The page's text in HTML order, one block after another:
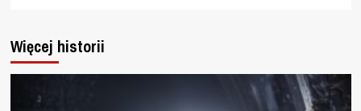
Więcej historii